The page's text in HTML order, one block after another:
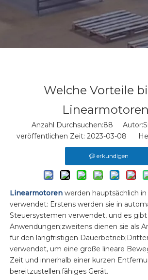
Welche Vorteile
Anzahl Durchsuchen:88
veröffentlichen Zeit: 2023-03-08
erkundigen
Linearmotoren werden hauptsächlich
verwendet: Erstens werden sie in
Steuersystemen verwendet, und es gibt
Anwendungen;zweitens dienen sie als
für den langfristigen
verwendet, um eine große lineare
Zeit und innerhalb einer kurzen
bereitzustellen.fähiges Gerät.